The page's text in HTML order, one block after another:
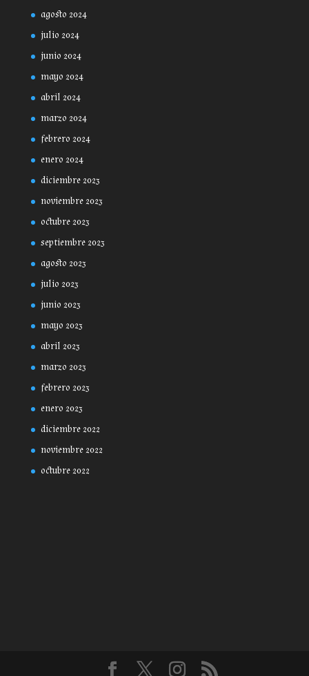
agosto 2024
julio 2024
junio 2024
mayo 2024
abril 2024
marzo 2024
febrero 2024
enero 2024
diciembre 2023
noviembre 2023
octubre 2023
septiembre 2023
agosto 2023
julio 2023
junio 2023
mayo 2023
abril 2023
marzo 2023
febrero 2023
enero 2023
diciembre 2022
noviembre 2022
octubre 2022